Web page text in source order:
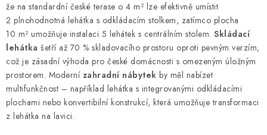
že na standardní české terase o 4 m² lze efektivně umístit
2 plnohodnotná lehátka s odkládacím stolkem, zatímco plocha
10 m² umožňuje instalaci 5 lehátek s centrálním stolem. Skládací
lehátka šetří až 70 % skladovacího prostoru oproti pevným verzím,
což je zásadní výhoda pro české domácnosti s omezeným úložným
prostorem. Moderní zahradní nábytek by měl nabízet
multifunkčnost – například lehátka s integrovanými odkládacími
plochami nebo konvertibilní konstrukcí, která umožňuje transformaci
z lehátka na lavici.